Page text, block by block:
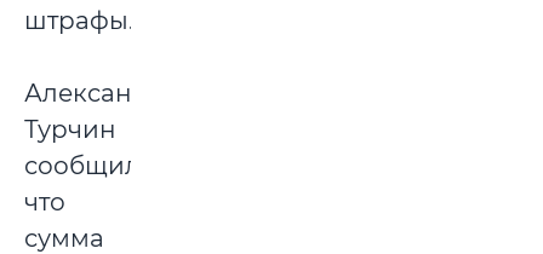
штрафы.
Александр
Турчин
сообщил,
что
сумма